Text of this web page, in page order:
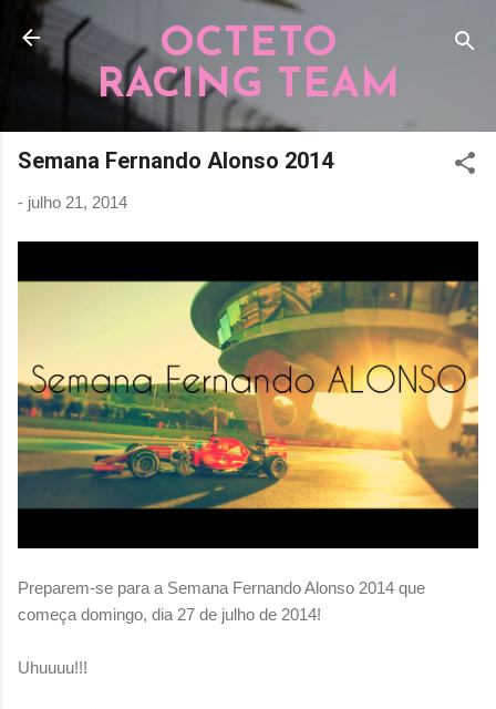
Pular para o conteúdo principal
OCTETO
RACING TEAM
Semana Fernando Alonso 2014
- julho 21, 2014
Preparem-se para a Semana Fernando Alonso 2014 que
começa domingo, dia 27 de julho de 2014!
Uhuuuu!!!